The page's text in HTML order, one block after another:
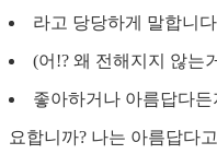
라고 당당하게 말합니다
(어!? 왜 전해지지 않는
좋아하거나 아름답다
요합니까? 나는 아름답다